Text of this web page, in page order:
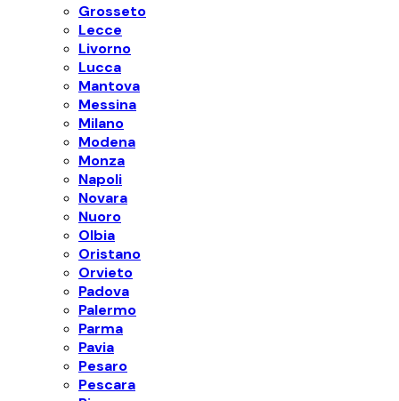
Grosseto
Lecce
Livorno
Lucca
Mantova
Messina
Milano
Modena
Monza
Napoli
Novara
Nuoro
Olbia
Oristano
Orvieto
Padova
Palermo
Parma
Pavia
Pesaro
Pescara